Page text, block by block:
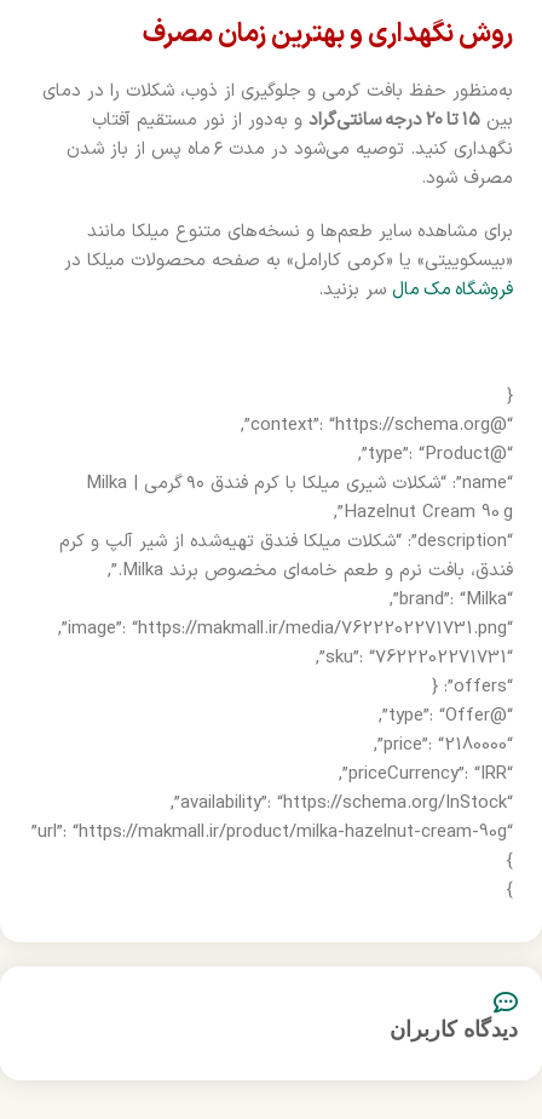
روش نگهداری و بهترین زمان مصرف
به‌منظور حفظ بافت کرمی و جلوگیری از ذوب، شکلات را در دمای
بین ۱۵ تا ۲۰ درجه سانتی‌گراد
و به‌دور از نور مستقیم آفتاب
نگهداری کنید. توصیه می‌شود در مدت ۶ ماه پس از باز شدن
مصرف شود.
برای مشاهده سایر طعم‌ها و نسخه‌های متنوع میلکا مانند
«بیسکوییتی» یا «کرمی کارامل» به صفحه محصولات میلکا در
فروشگاه مک مال سر بزنید.
{
“@context”: “https://schema.org”,
“@type”: “Product”,
“name”: “شکلات شیری میلکا با کرم فندق ۹۰ گرمی | Milka
Hazelnut Cream 90 g”,
“description”: “شکلات میلکا فندق تهیه‌شده از شیر آلپ و کرم
فندق، بافت نرم و طعم خامه‌ای مخصوص برند Milka.”,
“brand”: “Milka”,
“image”: “https://makmall.ir/media/7622202271731.png”,
“sku”: “7622202271731”,
“offers”: {
“@type”: “Offer”,
“price”: “2180000”,
“priceCurrency”: “IRR”,
“availability”: “https://schema.org/InStock”,
“url”: “https://makmall.ir/product/milka-hazelnut-cream-90g”
}
}
دیدگاه کاربران